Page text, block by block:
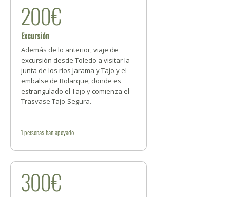
200€
Excursión
Además de lo anterior, viaje de
excursión desde Toledo a visitar la
junta de los ríos Jarama y Tajo y el
embalse de Bolarque, donde es
estrangulado el Tajo y comienza el
Trasvase Tajo-Segura.
1personashan apoyado
300€